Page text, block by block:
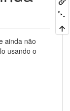
ainda não
usando o